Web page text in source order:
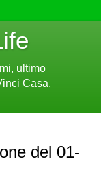
ultimo
Casa,
del 01-